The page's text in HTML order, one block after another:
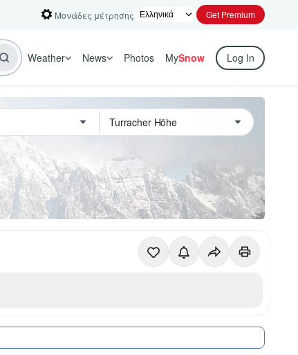
Μονάδες μέτρησης Get Premium
Weather News Photos MySnow Log In